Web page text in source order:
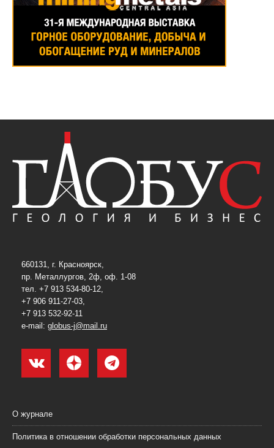
660131, г. Красноярск,
пр. Металлургов, 2ф, оф. 1-08
тел. +7 913 534-80-12,
+7 906 911-27-03,
+7 913 532-92-11
e-mail: globus-j@mail.ru
О журнале
Политика в отношении обработки персональных данных